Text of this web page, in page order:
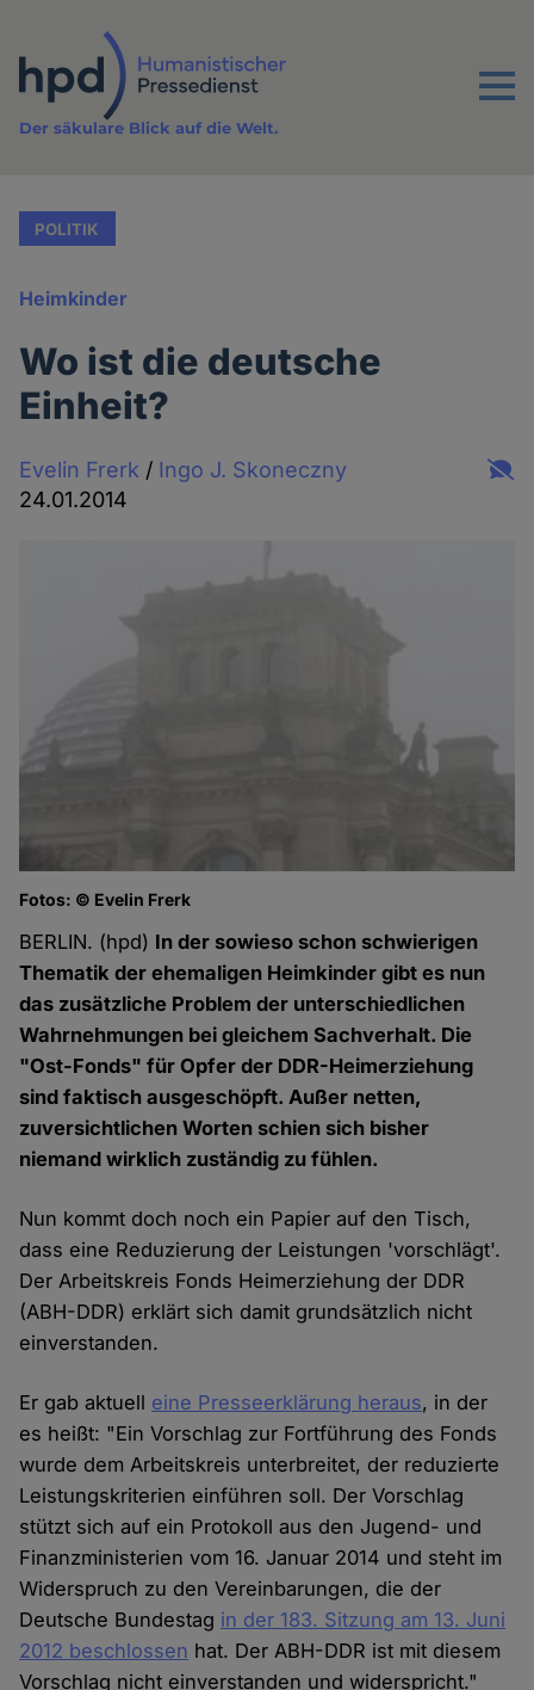
Inhalt
Menu
Der säkulare Blick auf die Welt.
POLITIK
Heimkinder
Wo ist die deutsche
Einheit?
Evelin Frerk / Ingo J. Skoneczny
24.01.2014
Fotos: © Evelin Frerk
BERLIN. (hpd) In der sowieso schon schwierigen
Thematik der ehemaligen Heimkinder gibt es nun
das zusätzliche Problem der unterschiedlichen
Wahrnehmungen bei gleichem Sachverhalt. Die
"Ost-Fonds" für Opfer der DDR-Heimerziehung
sind faktisch ausgeschöpft. Außer netten,
zuversichtlichen Worten schien sich bisher
niemand wirklich zuständig zu fühlen.
Nun kommt doch noch ein Papier auf den Tisch,
dass eine Reduzierung der Leistungen 'vorschlägt'.
Der Arbeitskreis Fonds Heimerziehung der DDR
(ABH-DDR) erklärt sich damit grundsätzlich nicht
einverstanden.
Er gab aktuell eine Presseerklärung heraus, in der
es heißt: "Ein Vorschlag zur Fortführung des Fonds
wurde dem Arbeitskreis unterbreitet, der reduzierte
Leistungskriterien einführen soll. Der Vorschlag
stützt sich auf ein Protokoll aus den Jugend- und
Finanzministerien vom 16. Januar 2014 und steht im
Widerspruch zu den Vereinbarungen, die der
Deutsche Bundestag in der 183. Sitzung am 13. Juni
2012 beschlossen hat. Der ABH-DDR ist mit diesem
Vorschlag nicht einverstanden und widerspricht."